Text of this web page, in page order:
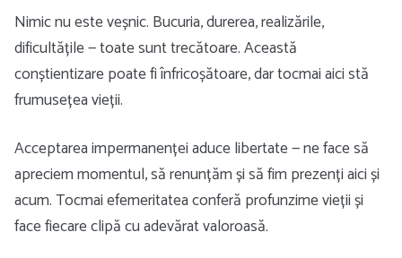
Nimic nu este veșnic. Bucuria, durerea, realizările,
dificultățile — toate sunt trecătoare. Această
conștientizare poate fi înfricoșătoare, dar tocmai aici stă
frumusețea vieții.
Acceptarea impermanenței aduce libertate — ne face să
apreciem momentul, să renunțăm și să fim prezenți aici și
acum. Tocmai efemeritatea conferă profunzime vieții și
face fiecare clipă cu adevărat valoroasă.